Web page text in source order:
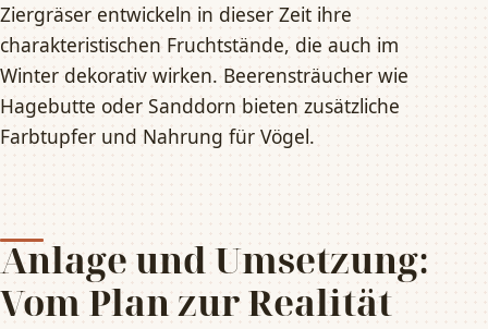
Ziergräser entwickeln in dieser Zeit ihre
charakteristischen Fruchtstände, die auch im
Winter dekorativ wirken. Beerensträucher wie
Hagebutte oder Sanddorn bieten zusätzliche
Farbtupfer und Nahrung für Vögel.
Anlage und Umsetzung:
Vom Plan zur Realität